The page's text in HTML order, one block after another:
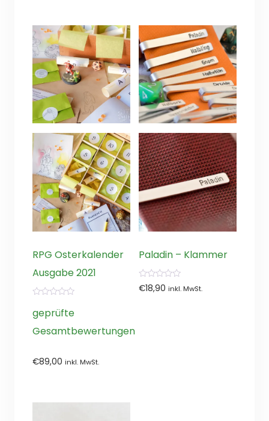
RPG Osterkalender
Ausgabe 2021
von
5
geprüfte
Gesamtbewertungen
€89,00 inkl. MwSt.
Paladin – Klammer
0
von
€18,90 inkl. MwSt.